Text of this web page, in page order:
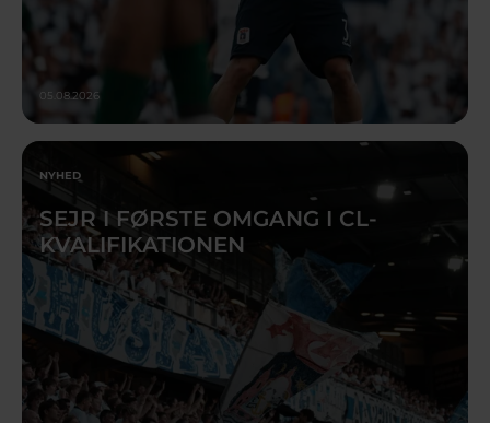
05.08.2026
NYHED
SEJR I FØRSTE OMGANG I CL-
KVALIFIKATIONEN